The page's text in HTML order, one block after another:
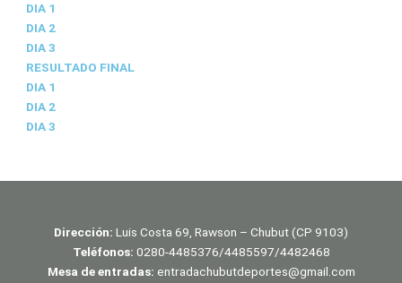
DIA 1
DIA 2
DIA 3
RESULTADO FINAL
DIA 1
DIA 2
DIA 3
Dirección: Luis Costa 69, Rawson – Chubut (CP 9103)
Teléfonos: 0280-4485376/4485597/4482468
Mesa de entradas: entradachubutdeportes@gmail.com